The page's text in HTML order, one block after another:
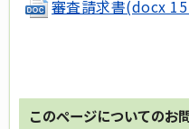
審査請求書(docx
このページについてのお